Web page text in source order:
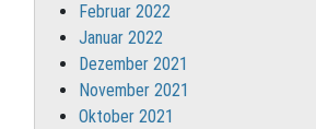
Februar 2022
Januar 2022
Dezember 2021
November 2021
Oktober 2021